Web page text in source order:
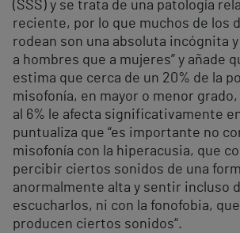
(SSS) y se trata de una patología
reciente, por lo que muchos de los
rodean son una absoluta incógnita
a hombres que a mujeres” y añade
estima que cerca de un 20% de la
misofonía, en mayor o menor
al 6% le afecta significativamente en
puntualiza que “es importante no
misofonía con la hiperacusia, que
percibir ciertos sonidos de una
anormalmente alta y sentir incluso
escucharlos, ni con la fonofobia,
producen ciertos sonidos“.